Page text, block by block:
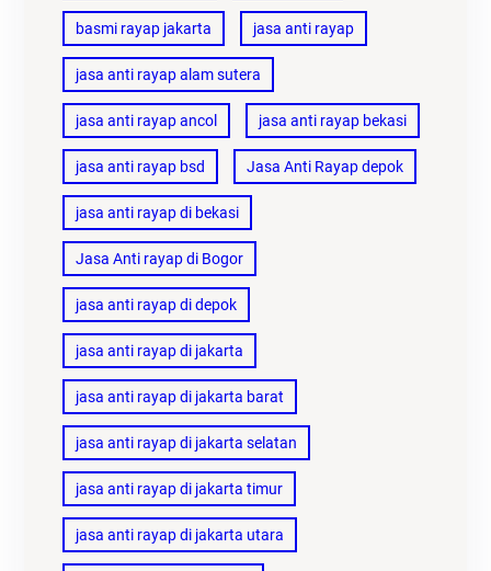
basmi rayap jakarta jasa anti rayap
jasa anti rayap alam sutera
jasa anti rayap ancol jasa anti rayap bekasi
jasa anti rayap bsd Jasa Anti Rayap depok
jasa anti rayap di bekasi
Jasa Anti rayap di Bogor
jasa anti rayap di depok
jasa anti rayap di jakarta
jasa anti rayap di jakarta barat
jasa anti rayap di jakarta selatan
jasa anti rayap di jakarta timur
jasa anti rayap di jakarta utara